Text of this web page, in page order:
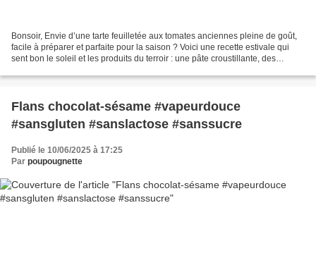
Bonsoir, Envie d’une tarte feuilletée aux tomates anciennes pleine de goût,
facile à préparer et parfaite pour la saison ? Voici une recette estivale qui
sent bon le soleil et les produits du terroir : une pâte croustillante, des
Flans chocolat-sésame #vapeurdouce
#sansgluten #sanslactose #sanssucre
Publié le 10/06/2025 à 17:25
Par poupougnette